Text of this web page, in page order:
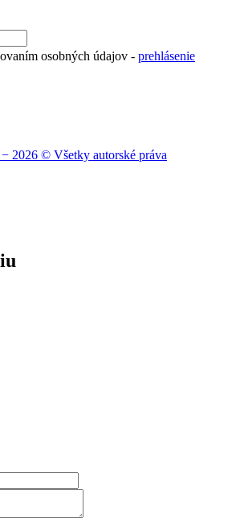
osobných údajov - prehlásenie
2026 © Všetky autorské práva